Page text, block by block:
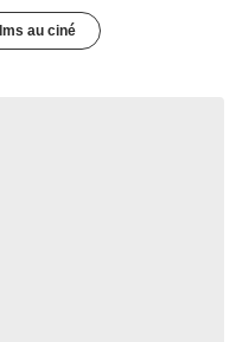
au ciné